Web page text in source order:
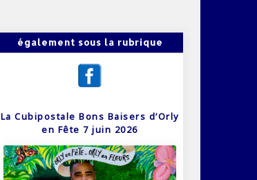
également sous la rubrique
La Cubipostale Bons Baisers d’Orly
en Fête 7 juin 2026